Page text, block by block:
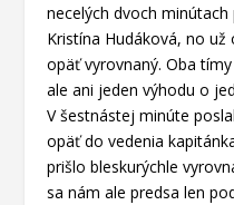
necelých dvoch
Kristína Hudáková, no
opäť vyrovnaný. Oba
ale ani jeden výhodu o
V šestnástej minúte
opäť do vedenia
prišlo bleskurýchle
sa nám ale predsa len